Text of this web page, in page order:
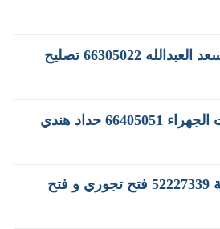
فني طباخات وافران سعد العبدالله 66305022 تصليح
حداد مظلات اسطبلات الجهراء 66405051 حداد هندي
نجار فتح اقفال اشبيلية 52227339 فتح تجوري و فتح